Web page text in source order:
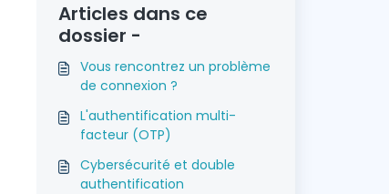
Articles dans ce
dossier -
Vous rencontrez un problème
de connexion ?
L'authentification multi-
facteur (OTP)
Cybersécurité et double
authentification